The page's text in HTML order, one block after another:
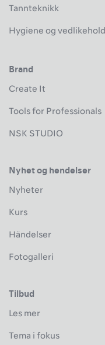
Tannteknikk
Hygiene og vedlikehold
Brand
Create It
Tools for Professionals
NSK STUDIO
Nyhet og hendelser
Nyheter
Kurs
Händelser
Fotogalleri
Tilbud
Les mer
Tema i fokus